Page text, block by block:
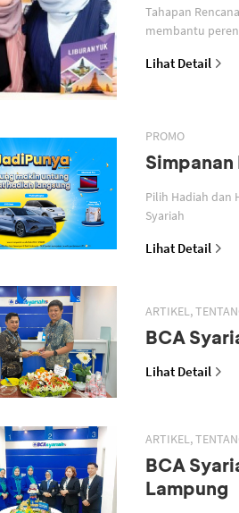
Tahapan
membantu
Lihat Detail
PROMO
Pilih Hadiah dan
Syariah
Lihat Detail
ARTIKEL,
BCA
Lihat Detail
ARTIKEL,
BCA
Lampung